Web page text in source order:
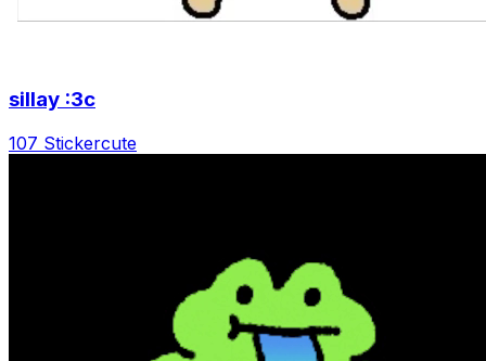
sillay :3c
107 Stickercute